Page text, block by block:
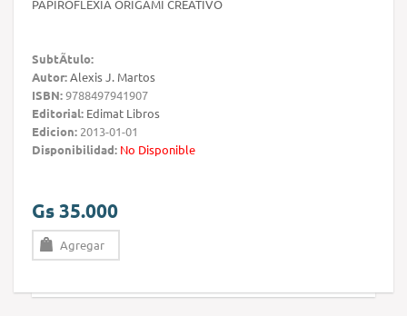
PAPIROFLEXIA ORIGAMI CREATIVO
SubtÃ­tulo:
Autor:Alexis J. Martos
ISBN:9788497941907
Editorial: Edimat Libros
Edicion: 2013-01-01
Disponibilidad: No Disponible
Gs 35.000
Agregar